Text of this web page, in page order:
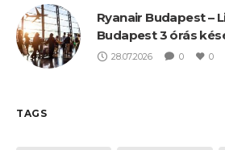
Ryanair Budapest –
Budapest 3 órás
28.07.2026 0 0
TAGS